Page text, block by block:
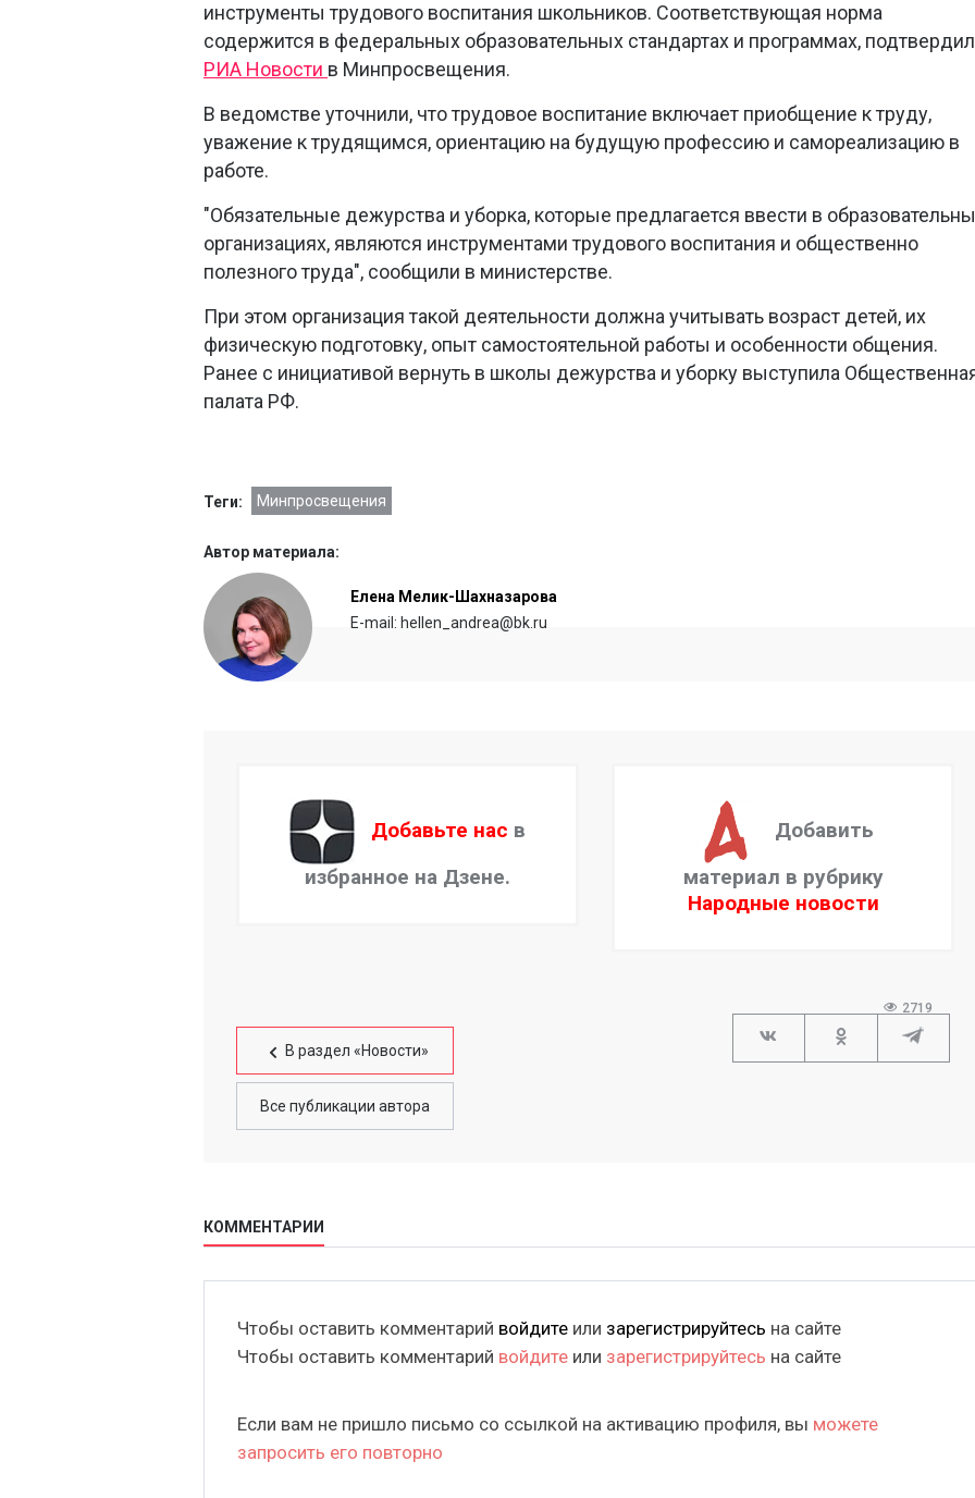
инструменты трудового воспитания школьников. Соответствующая норма
содержится в федеральных образовательных стандартах и программах,
РИА Новости в Минпросвещения.
В ведомстве уточнили, что трудовое воспитание включает приобщение к труду,
уважение к трудящимся, ориентацию на будущую профессию и самореализацию в
работе.
"Обязательные дежурства и уборка, которые предлагается ввести в
организациях, являются инструментами трудового воспитания и общественно
полезного труда", сообщили в министерстве.
При этом организация такой деятельности должна учитывать возраст детей, их
физическую подготовку, опыт самостоятельной работы и особенности общения.
Ранее с инициативой вернуть в школы дежурства и уборку выступила
палата РФ.
Теги: Минпросвещения
Автор материала:
Елена Мелик-Шахназарова
E-mail: hellen_andrea@bk.ru
Добавьте нас в
избранное на Дзене.
Добавить
материал в рубрику
Народные новости
В раздел «Новости»
Все публикации автора
2719
КОММЕНТАРИИ
Чтобы оставить комментарий войдите или зарегистрируйтесь на сайте
Чтобы оставить комментарий войдите или зарегистрируйтесь на сайте
Если вам не пришло письмо со ссылкой на активацию профиля, вы можете
запросить его повторно